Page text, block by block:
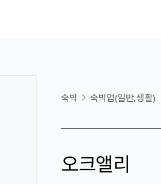
숙박 숙박업(일반,생활)
오크앨리